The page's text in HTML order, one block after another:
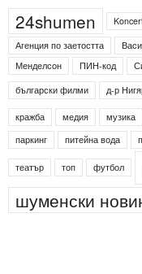
24shumen
Агенция по заетостта
Менделсон
ПИН-код
български филми
д-р
кражба медия музика
паркинг питейна вода
театър топ футбол
шуменски